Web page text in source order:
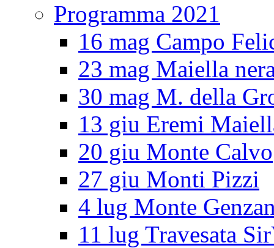
Programma 2021
16 mag Campo
23 mag Maiella
30 mag M. della
13 giu Eremi
20 giu Monte Calvo
27 giu Monti Pizzi
4 lug Monte
11 lug Travesata